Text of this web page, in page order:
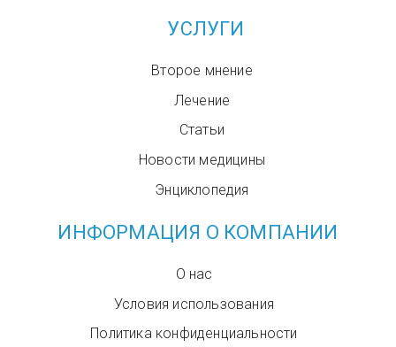
УСЛУГИ
Второе мнение
Лечение
Статьи
Новости медицины
Энциклопедия
ИНФОРМАЦИЯ О КОМПАНИИ
О нас
Условия использования
Политика конфиденциальности